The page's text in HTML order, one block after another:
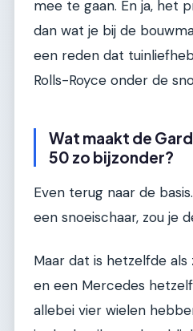
mee te gaan. En ja, het
dan wat je bij de
een reden dat
Rolls-Royce onder de
Wat maakt de
50 zo bijzonder?
Even terug naar de
een snoeischaar, zou je
Maar dat is hetzelfde
en een Mercedes
allebei vier wielen